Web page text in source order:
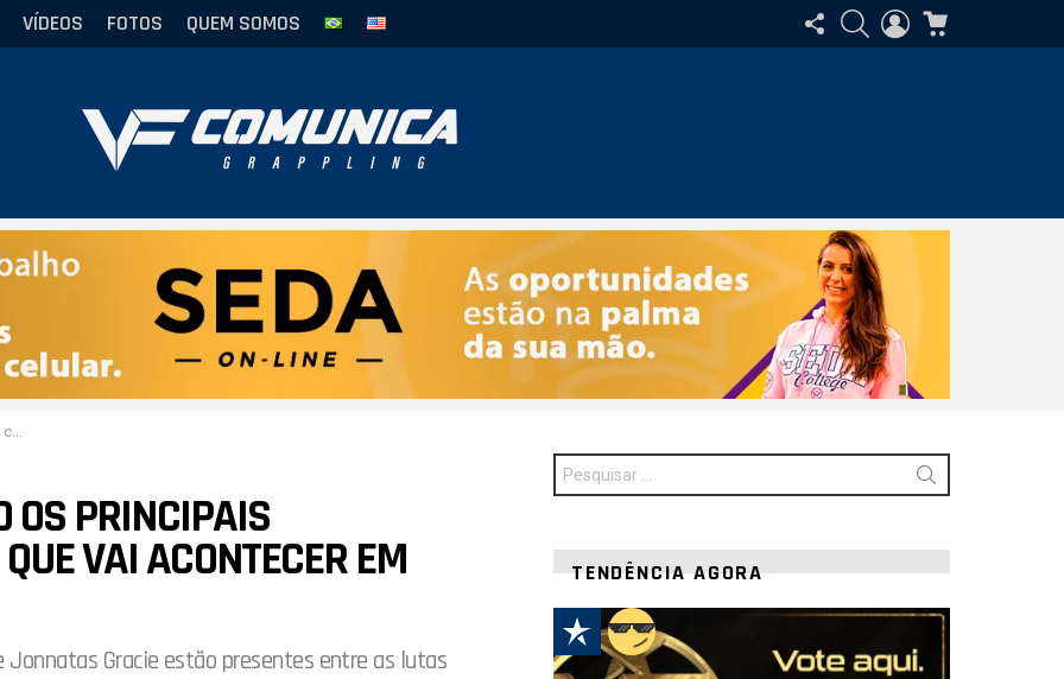
VÍDEOS FOTOS QUEM SOMOS
SIGA-
NOS
PESQUISAR
ENTRAR
OS PRINCIPAIS
VAI ACONTECER EM
Jonnatas Gracie estão presentes entre as lutas
Procurar
por:
TENDÊNCIA AGORA